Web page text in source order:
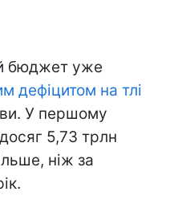
бюджет уже
дефіцитом на тлі
У першому
5,73 трлн
ніж за